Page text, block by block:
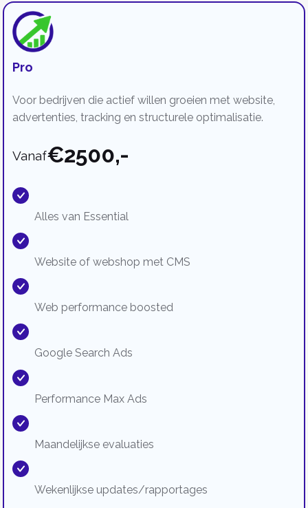
Pro
Voor bedrijven die actief willen groeien met website,
advertenties, tracking en structurele optimalisatie.
Vanaf€2500,-
Alles van Essential
Website of webshop met CMS
Web performance boosted
Google Search Ads
Performance Max Ads
Maandelijkse evaluaties
Wekenlijkse updates/rapportages